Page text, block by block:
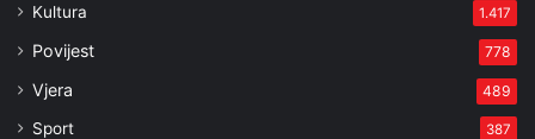
Kultura 1.417
Povijest 778
Vjera 489
Sport 387